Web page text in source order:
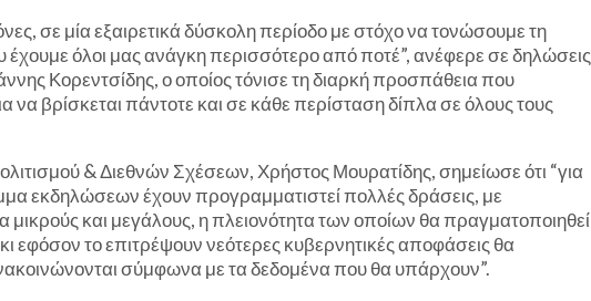
σε μία εξαιρετικά δύσκολη περίοδο με στόχο να τονώσουμε τη
έχουμε όλοι μας ανάγκη περισσότερο από ποτέ”, ανέφερε σε δηλώσεις
Κορεντσίδης, ο οποίος τόνισε τη διαρκή προσπάθεια που
να βρίσκεται πάντοτε και σε κάθε περίσταση δίπλα σε όλους τους
& Διεθνών Σχέσεων, Χρήστος Μουρατίδης, σημείωσε ότι “για
εκδηλώσεων έχουν προγραμματιστεί πολλές δράσεις, με
μικρούς και μεγάλους, η πλειονότητα των οποίων θα πραγματοποιηθεί
εφόσον το επιτρέψουν νεότερες κυβερνητικές αποφάσεις θα
σύμφωνα με τα δεδομένα που θα υπάρχουν”.